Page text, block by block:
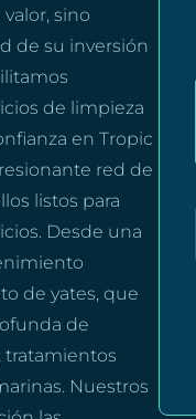
sino
de su inversión
de limpieza
en Tropic
red de
listos para
Desde una
de yates, que
de
tratamientos
Nuestros